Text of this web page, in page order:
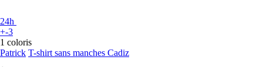
24h
+-3
1 coloris
Patrick T-shirt sans manches Cadiz